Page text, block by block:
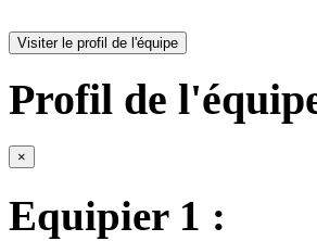
Visiter le profil de l'équipe
Profil de
×
Equipier 1 :